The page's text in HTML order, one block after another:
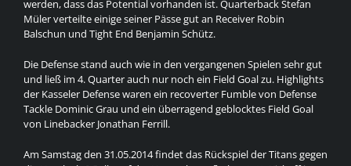
werden, dass das Potential vorhanden ist. Quarterback Stefan
Müler verteilte einige seiner Pässe gut an Receiver Robin
Balschun und Tight End Benjamin Schütz.
Die Defense stand auch wie in den vergangenen Spielen sehr gut
und ließ im 4. Quarter auch nur noch ein Field Goal zu. Highlights
der Kasseler Defense waren ein recoverter Fumble von Defense
Tackle Dominic Grau und ein überragend geblocktes Field Goal
von Linebacker Jonathan Ferrill.
Am Samstag den 31.05.2014 findet das Rückspiel der Titans gegen